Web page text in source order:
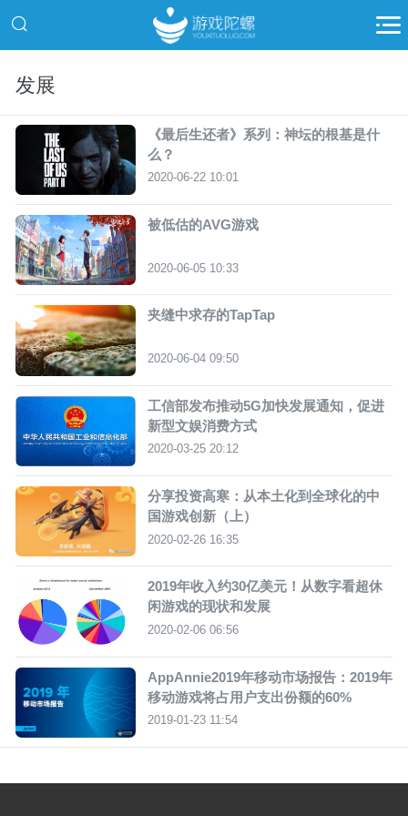
发展
《最后生还者》系列：神坛的根基是什
么？
2020-06-22 10:01
被低估的AVG游戏
2020-06-05 10:33
夹缝中求存的TapTap
2020-06-04 09:50
工信部发布推动5G加快发展通知，促进
新型文娱消费方式
2020-03-25 20:12
分享投资高寒：从本土化到全球化的中
国游戏创新（上）
2020-02-26 16:35
2019年收入约30亿美元！从数字看超休
闲游戏的现状和发展
2020-02-06 06:56
AppAnnie2019年移动市场报告：2019年
移动游戏将占用户支出份额的60%
2019-01-23 11:54